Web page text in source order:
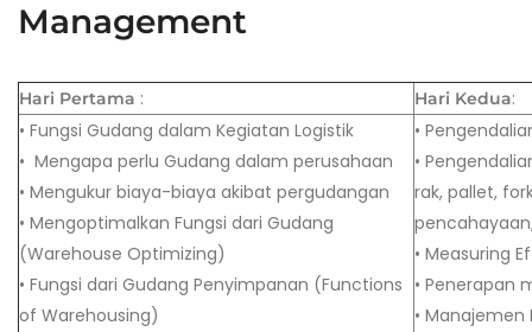
Management
Hari Pertama : Hari Kedua:
• Fungsi Gudang dalam Kegiatan Logistik
• Mengapa perlu Gudang dalam perusahaan
• Mengukur biaya-biaya akibat pergudangan
• Mengoptimalkan Fungsi dari Gudang
(Warehouse Optimizing)
• Fungsi dari Gudang Penyimpanan (Functions
of Warehousing)
•
•
rak, pallet,
• Measuring
• Penerapan
• Manajemen